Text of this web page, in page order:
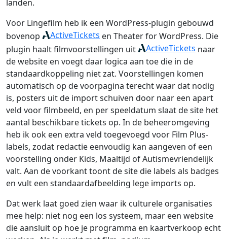
landen.
Voor Lingefilm heb ik een WordPress-plugin gebouwd
bovenop
ActiveTickets en Theater for WordPress. Die
plugin haalt filmvoorstellingen uit
ActiveTickets naar
de website en voegt daar logica aan toe die in de
standaardkoppeling niet zat. Voorstellingen komen
automatisch op de voorpagina terecht waar dat nodig
is, posters uit de import schuiven door naar een apart
veld voor filmbeeld, en per speeldatum slaat de site het
aantal beschikbare tickets op. In de beheeromgeving
heb ik ook een extra veld toegevoegd voor Film Plus-
labels, zodat redactie eenvoudig kan aangeven of een
voorstelling onder Kids, Maaltijd of Autismevriendelijk
valt. Aan de voorkant toont de site die labels als badges
en vult een standaardafbeelding lege imports op.
Dat werk laat goed zien waar ik culturele organisaties
mee help: niet nog een los systeem, maar een website
die aansluit op hoe je programma en kaartverkoop echt